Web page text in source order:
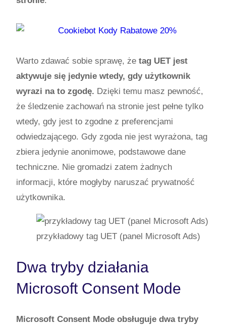
Warto zdawać sobie sprawę, że tag UET jest
aktywuje się jedynie wtedy, gdy użytkownik
wyrazi na to zgodę. Dzięki temu masz pewność,
że śledzenie zachowań na stronie jest pełne tylko
wtedy, gdy jest to zgodne z preferencjami
odwiedzającego. Gdy zgoda nie jest wyrażona, tag
zbiera jedynie anonimowe, podstawowe dane
techniczne. Nie gromadzi zatem żadnych
informacji, które mogłyby naruszać prywatność
użytkownika.
przykładowy tag UET (panel Microsoft Ads)
Dwa tryby działania
Microsoft Consent Mode
Microsoft Consent Mode obsługuje dwa tryby